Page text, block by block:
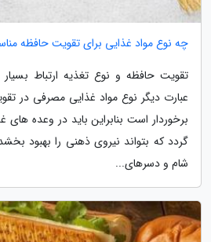
چه نوع مواد غذایی برای تقویت حافظه
تقویت حافظه و نوع تغذیه ارتباط بسیار
عبارت دیگر نوع مواد غذایی مصرفی در
برخوردار است بنابراین باید در وعده های
گردد که بتواند نیروی ذهنی را بهبود
شام و دسرهای...